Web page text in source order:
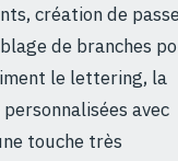
création de
de branches
le lettering, la
avec
touche très